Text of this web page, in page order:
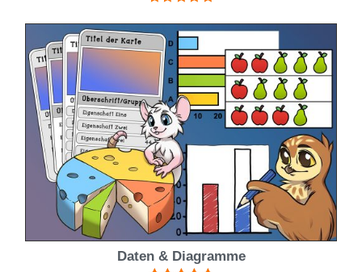
5.00von 5
Daten & Diagramme